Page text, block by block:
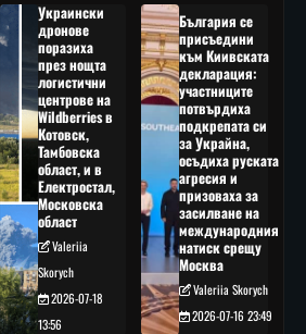
Украински
дронове
поразиха
през нощта
логистични
центрове на
Wildberries в
Котовск,
Тамбовска
област, и в
Електростал,
Московска
област
Valeriia
Skorych
2026-07-18
13:56
България се
присъедини
към Киивската
декларация:
участниците
потвърдиха
подкрепата си
за Украйна,
осъдиха руската
агресия и
призоваха за
засилване на
международния
натиск срещу
Москва
Valeriia Skorych
2026-07-16 23:49